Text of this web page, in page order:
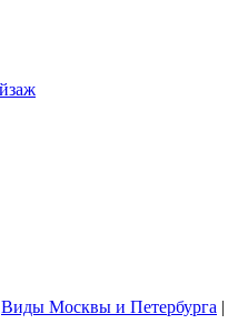
Виды Москвы и Петербурга |